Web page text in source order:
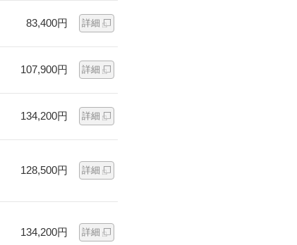
83,400円 詳細
107,900円 詳細
134,200円 詳細
128,500円 詳細
134,200円 詳細